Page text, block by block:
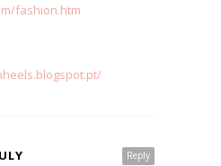
fashion.htm
Reply